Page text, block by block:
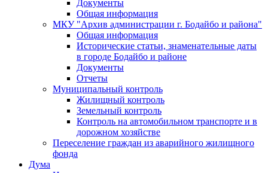
Документы
Общая информация
МКУ "Архив администрации г. Бодайбо и района"
Общая информация
Исторические статьи, знаменательные даты
в городе Бодайбо и районе
Документы
Отчеты
Муниципальный контроль
Жилищный контроль
Земельный контроль
Контроль на автомобильном транспорте и в
дорожном хозяйстве
Переселение граждан из аварийного жилищного
фонда
Дума